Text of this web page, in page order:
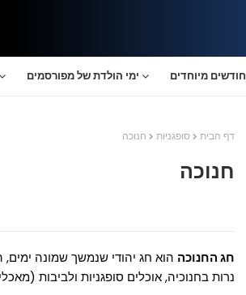
ימי הולדת של מפורסמים חודשים מיוחדים
דף הבית סופגניות חנוכה
חנוכה
חג החנוכה הוא חג יהודי שנמשך שמונה
נרות בחנוכיה, אוכלים סופגניות ולביבות